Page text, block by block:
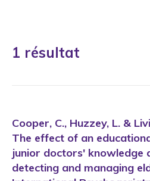
1 résultat
Cooper, C., Huzzey, L. &
The effect of an
junior doctors' knowledge
detecting and managing